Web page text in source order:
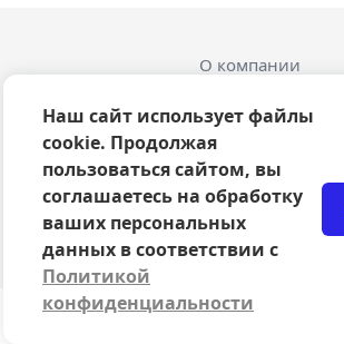
О компании
Политика
Согласие на обработку
Правила возврата
Возврат билетов
Организаторам
© 2024-2026 ООО Сцена
Наш сайт использует файлы
cookie. Продолжая
пользоваться сайтом, вы
соглашаетесь на обработку
ваших персональных
данных в соответствии с
Политикой
конфиденциальности